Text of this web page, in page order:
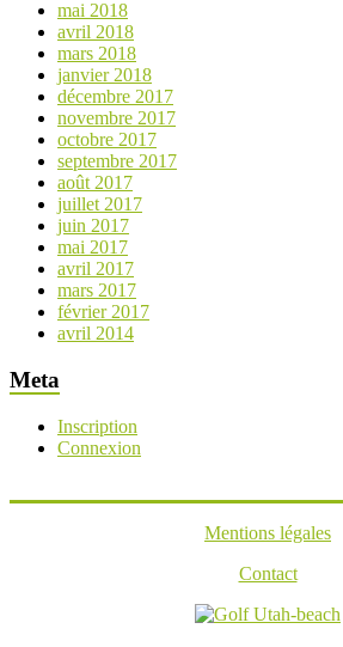
mai 2018
avril 2018
mars 2018
janvier 2018
décembre 2017
novembre 2017
octobre 2017
septembre 2017
août 2017
juillet 2017
juin 2017
mai 2017
avril 2017
mars 2017
février 2017
avril 2014
Meta
Inscription
Connexion
Mentions légales
Contact